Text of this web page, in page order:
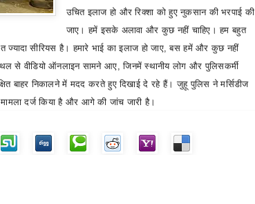
उचित इलाज हो और रिक्शा को हुए नुकसान की भरपाई की
जाए। हमें इसके अलावा और कुछ नहीं चाहिए। हम बहुत
ज्यादा सीरियस है। हमारे भाई का इलाज हो जाए,बस हमें और कुछ नहीं
से वीडियो ऑनलाइन सामने आए,जिनमें स्थानीय लोग और पुलिसकर्मी
बाहर निकालने में मदद करते हुए दिखाई दे रहे हैं। जुहू पुलिस ने मर्सिडीज
दर्ज किया है और आगे की जांच जारी है।